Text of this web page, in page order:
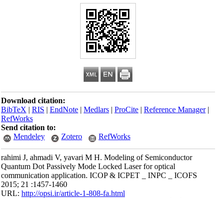
Download citation:
BibTeX|RIS|EndNote|Medlars|ProCite|Reference Manager
RefWorks
Send citation to:
Mendeley
Zotero RefWorks
rahimi J, ahmadi V, yavari M H. Modeling of Semiconductor
Quantum Dot Passively Mode Locked Laser for optical
communication application. ICOP & ICPET _ INPC _ ICOFS
2015; 21 :1457-1460
URL:http://opsi.ir/article-1-808-fa.html